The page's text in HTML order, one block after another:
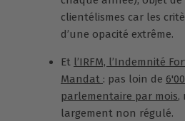
clientélismes car les
d’une opacité extrême.
Et l’IRFM, l’Indemnité
Mandat : pas loin de
parlementaire par mois,
largement non régulé.